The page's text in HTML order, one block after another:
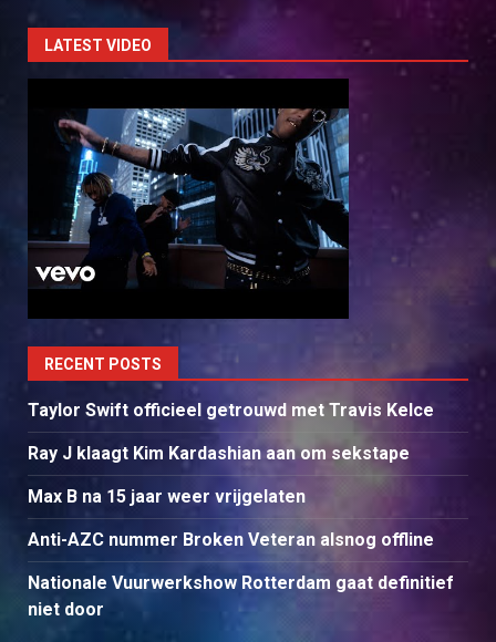
LATEST VIDEO
RECENT POSTS
Taylor Swift officieel getrouwd met Travis Kelce
Ray J klaagt Kim Kardashian aan om sekstape
Max B na 15 jaar weer vrijgelaten
Anti-AZC nummer Broken Veteran alsnog offline
Nationale Vuurwerkshow Rotterdam gaat definitief
niet door